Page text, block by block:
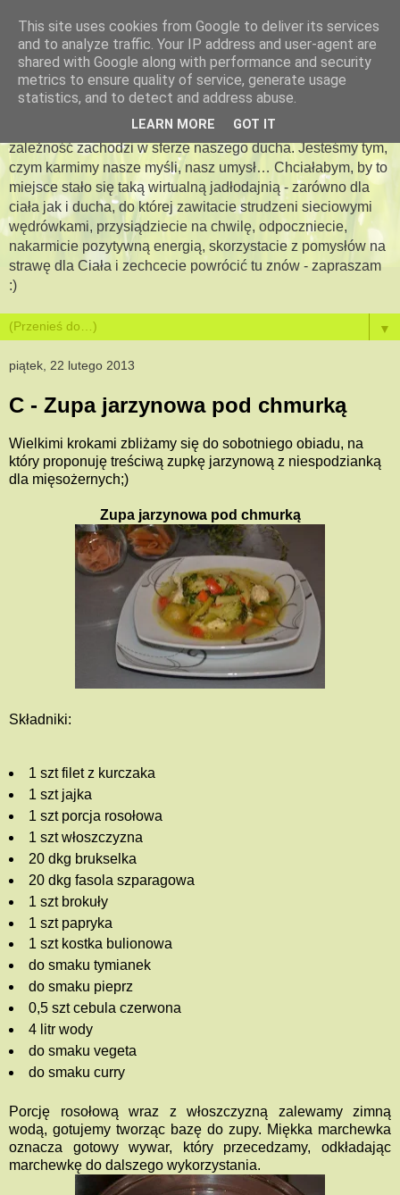
Apetyt na więcej -
jadłodajnia dla duszy i ciała
Bo jesteś tym, co jesz…. Pewna jestem, że podobna
zależność zachodzi w sferze naszego ducha. Jesteśmy tym,
czym karmimy nasze myśli, nasz umysł… Chciałabym, by to
miejsce stało się taką wirtualną jadłodajnią - zarówno dla
ciała jak i ducha, do której zawitacie strudzeni sieciowymi
wędrówkami, przysiądziecie na chwilę, odpoczniecie,
nakarmicie pozytywną energią, skorzystacie z pomysłów na
strawę dla Ciała i zechcecie powrócić tu znów - zapraszam
:)
▼
piątek, 22 lutego 2013
C - Zupa jarzynowa pod chmurką
Wielkimi krokami zbliżamy się do sobotniego obiadu, na
który proponuję treściwą zupkę jarzynową z niespodzianką
dla mięsożernych;)
Zupa jarzynowa pod chmurką
Składniki:
1 szt filet z kurczaka
1 szt jajka
1 szt porcja rosołowa
1 szt włoszczyzna
20 dkg brukselka
20 dkg fasola szparagowa
1 szt brokuły
1 szt papryka
1 szt kostka bulionowa
do smaku tymianek
do smaku pieprz
0,5 szt cebula czerwona
4 litr wody
do smaku vegeta
do smaku curry
Porcję rosołową wraz z włoszczyzną zalewamy zimną
wodą, gotujemy tworząc bazę do zupy. Miękka marchewka
oznacza gotowy wywar, który przecedzamy, odkładając
marchewkę do dalszego wykorzystania.
This site uses cookies from Google to deliver its services
and to analyze traffic. Your IP address and user-agent are
shared with Google along with performance and security
metrics to ensure quality of service, generate usage
statistics, and to detect and address abuse.
LEARN MORE GOT IT